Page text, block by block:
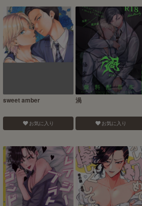
sweet amber
お気に入り
渦
お気に入り